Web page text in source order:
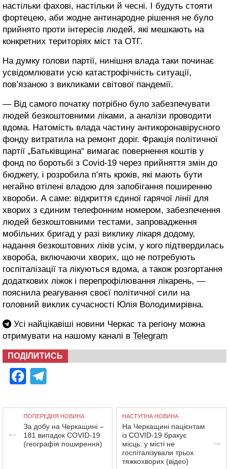
настільки фахові, настільки й чесні. І будуть стояти
фортецею, аби жодне антинародне рішення не було
прийнято проти інтересів людей, які мешкають на
конкретних територіях міст та ОТГ.
На думку голови партії, нинішня влада таки починає
усвідомлювати усю катастрофічність ситуації,
пов’язаною з викликами світової пандемії.
— Від самого початку потрібно було забезпечувати
людей безкоштовними ліками, а аналізи проводити
вдома. Натомість влада частину антикоронавірусного
фонду витратила на ремонт доріг. Фракція політичної
партії „Батьківщина“ вимагає повернення коштів у
фонд по боротьбі з Covid-19 через прийняття змін до
бюджету, і розробила п’ять кроків, які мають бути
негайно втілені владою для запобігання поширенню
хвороби. А саме: відкриття єдиної гарячої лінії для
хворих з єдиним телефонним номером, забезпечення
людей безкоштовними тестами, запровадження
мобільних бригад у разі виклику лікаря додому,
надання безкоштовних ліків усім, у кого підтвердилась
хвороба, включаючи хворих, що не потребують
госпіталізації та лікуються вдома, а також розгортання
додаткових ліжок і перепрофілювання лікарень, —
пояснила реагування своєї політичної сили на
головний виклик сучасності Юлія Володимирівна.
Усі найцікавіші новини Черкас та регіону можна
отримувати на нашому каналі в Telegram
ПОДІЛИТИСЬ
Facebook
ПОПЕРЕДНЯ НОВИНА
За добу на Черкащині –
181 випадок COVID-19
(географія поширення)
НАСТУПНА НОВИНА
На Черкащині пацієнтам
із COVID-19 бракує
місць: у місті не
госпіталізували трьох
тяжкохворих (відео)